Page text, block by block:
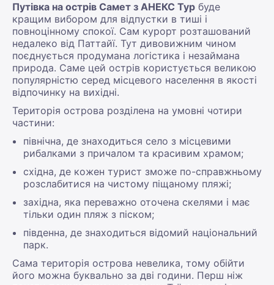
Путівка на острів Самет з АНЕКС Тур буде
кращим вибором для відпустки в тиші і
повноцінному спокої. Сам курорт розташований
недалеко від Паттайї. Тут дивовижним чином
поєднується продумана логістика і незаймана
природа. Саме цей острів користується великою
популярністю серед місцевого населення в якості
відпочинку на вихідні.
Територія острова розділена на умовні чотири
частини:
північна, де знаходиться село з місцевими
рибалками з причалом та красивим храмом;
східна, де кожен турист зможе по-справжньому
розслабитися на чистому піщаному пляжі;
західна, яка переважно оточена скелями і має
тільки один пляж з піском;
південна, де знаходиться відомий національний
парк.
Сама територія острова невелика, тому обійти
його можна буквально за дві години. Перш ніж